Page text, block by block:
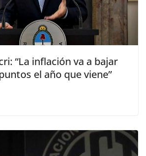
“La inflación va a bajar
el año que viene”